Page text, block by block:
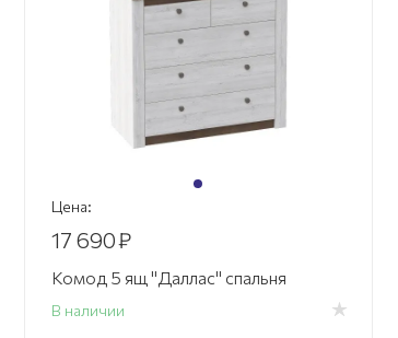
Цена:
17 690₽
Комод 5 ящ "Даллас" спальня
В наличии